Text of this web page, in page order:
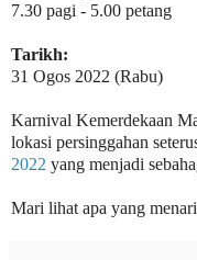
7.30 pagi - 5.00 petang
Tarikh:
31 Ogos 2022 (Rabu)
Karnival Kemerdekaan
lokasi persinggahan
2022 yang menjadi
Mari lihat apa yang